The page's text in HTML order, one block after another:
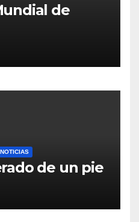
de
NOTICIAS
de un pie